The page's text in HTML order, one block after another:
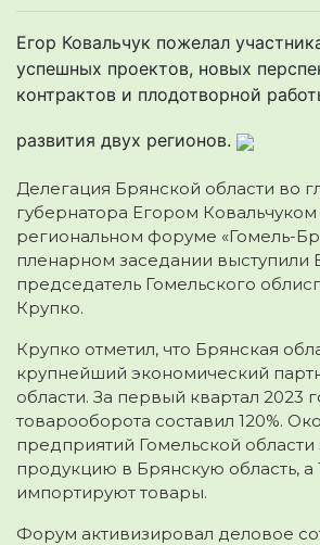
Егор Ковальчук пожелал
успешных проектов, новых
контрактов и плодотворной
развития двух регионов.
Делегация Брянской области во
губернатора Егором Ковальчуком
региональном форуме «Гомель-
пленарном заседании выступили
председатель Гомельского
Крупко.
Крупко отметил, что Брянская
крупнейший экономический
области. За первый квартал 2023
товарооборота составил 120%.
предприятий Гомельской
продукцию в Брянскую область, а
импортируют товары.
Форум активизировал деловое